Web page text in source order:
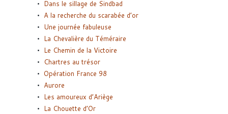
Dans le sillage de Sindbad
A la recherche du scarabée d’or
Une journée fabuleuse
La Chevalière du Téméraire
Le Chemin de la Victoire
Chartres au trésor
Opération France 98
Aurore
Les amoureux d’Ariège
La Chouette d’Or